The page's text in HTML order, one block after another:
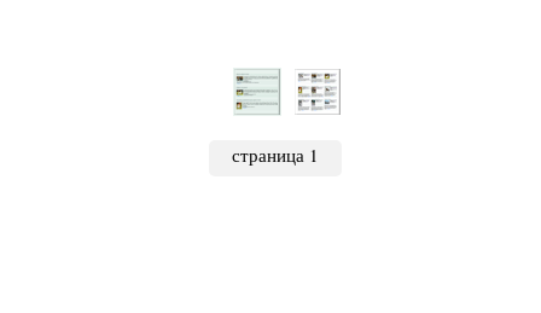
страница 1